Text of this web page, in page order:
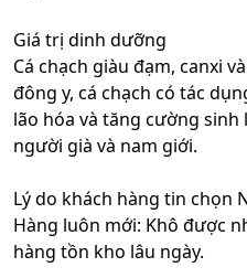
Giá trị dinh dưỡng
Cá chạch giàu đạm, canxi
đông y, cá chạch có tác
lão hóa và tăng cường
người già và nam giới.
Lý do khách hàng tin chọn
Hàng luôn mới: Khô được
hàng tồn kho lâu ngày.